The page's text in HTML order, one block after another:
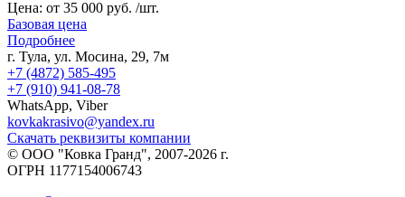
Цена: от 35 000 руб. /шт.
Базовая цена
Подробнее
г. Тула, ул. Мосина, 29, 7м
+7 (4872) 585-495
+7 (910) 941-08-78
WhatsApp, Viber
kovkakrasivo@yandex.ru
Скачать реквизиты компании
© ООО "Ковка Гранд", 2007-2026 г.
ОГРН 1177154006743